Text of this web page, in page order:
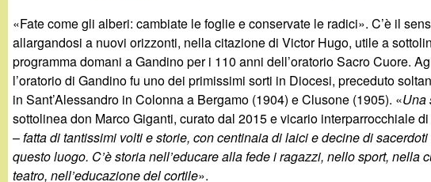
g
a
n
d
i
«Fate come gli alberi: cambiate le foglie e conservate le radici». C’è il
allargandosi a nuovi orizzonti, nella citazione di Victor Hugo, utile a
programma domani a Gandino per i 110 anni dell’oratorio Sacro Cuore.
l’oratorio di Gandino fu uno dei primissimi sorti in Diocesi, preceduto
in Sant’Alessandro in Colonna a Bergamo (1904) e Clusone (1905). «Una
sottolinea don Marco Giganti, curato dal 2015 e vicario interparrocchiale
–fatta di tantissimi volti e storie, con centinaia di laici e decine di
questo luogo. C’è storia nell’educare alla fede i ragazzi, nello sport, nella
teatro, nell’educazione del cortile».